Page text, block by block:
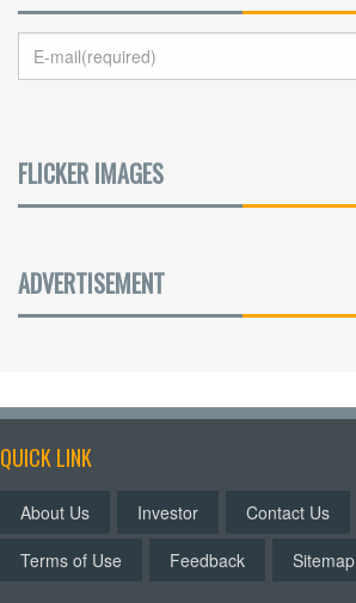
FLICKER IMAGES
ADVERTISEMENT
QUICK LINK
About Us Investor Contact Us
Terms of Use
Feedback Sitemap